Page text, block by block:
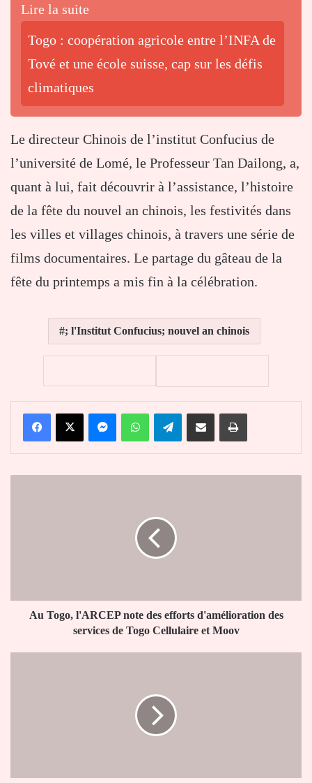
Lire la suite
Togo : coopération agricole entre l’INFA de
Tové et une école suisse, cap sur les défis
climatiques
Le directeur Chinois de l’institut Confucius de
l’université de Lomé, le Professeur Tan Dailong, a,
quant à lui, fait découvrir à l’assistance, l’histoire
de la fête du nouvel an chinois, les festivités dans
les villes et villages chinois, à travers une série de
films documentaires. Le partage du gâteau de la
fête du printemps a mis fin à la célébration.
; l'Institut Confucius; nouvel an chinois
FacebookX MessengerWhatsAppTelegramPartager par email Imprimer
services
Au Togo, l'ARCEP note des efforts d'amélioration des
services de Togo Cellulaire et Moov
Sénégal